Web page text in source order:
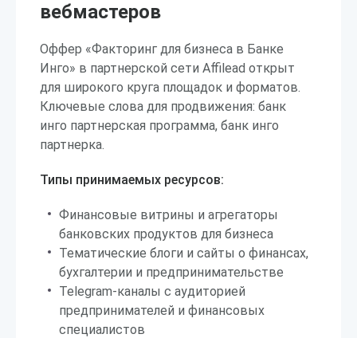
вебмастеров
Оффер «Факторинг для бизнеса в Банке
Инго» в партнерской сети Affilead открыт
для широкого круга площадок и форматов.
Ключевые слова для продвижения: банк
инго партнерская программа, банк инго
партнерка.
Типы принимаемых ресурсов:
Финансовые витрины и агрегаторы
банковских продуктов для бизнеса
Тематические блоги и сайты о финансах,
бухгалтерии и предпринимательстве
Telegram-каналы с аудиторией
предпринимателей и финансовых
специалистов